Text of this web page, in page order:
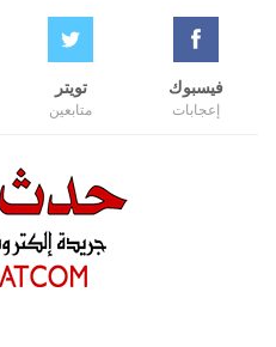
فيسبوك
إعجابات
تويتر
متابعين